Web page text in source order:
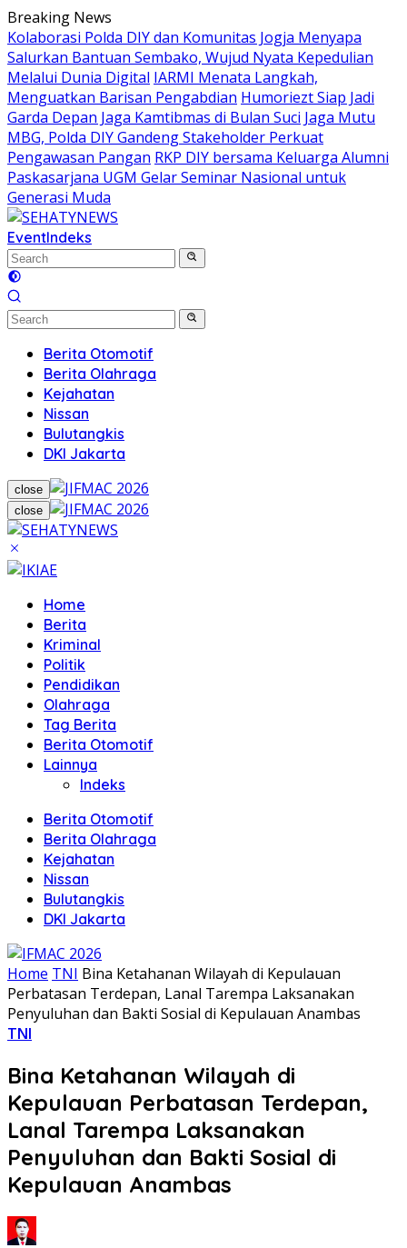
Skip
to
content
Breaking News
Kolaborasi Polda DIY dan Komunitas Jogja Menyapa
Salurkan Bantuan Sembako, Wujud Nyata Kepedulian
Melalui Dunia Digital IARMI Menata Langkah,
Menguatkan Barisan Pengabdian Humoriezt Siap Jadi
Garda Depan Jaga Kamtibmas di Bulan Suci Jaga Mutu
MBG, Polda DIY Gandeng Stakeholder Perkuat
Pengawasan Pangan RKP DIY bersama Keluarga Alumni
Paskasarjana UGM Gelar Seminar Nasional untuk
Generasi Muda
EventIndeks
Berita Otomotif
Berita Olahraga
Kejahatan
Nissan
Bulutangkis
DKI Jakarta
close
close
Home
Berita
Kriminal
Politik
Pendidikan
Olahraga
Tag Berita
Berita Otomotif
Lainnya
Indeks
Berita Otomotif
Berita Olahraga
Kejahatan
Nissan
Bulutangkis
DKI Jakarta
Home TNI Bina Ketahanan Wilayah di Kepulauan
Perbatasan Terdepan, Lanal Tarempa Laksanakan
Penyuluhan dan Bakti Sosial di Kepulauan Anambas
TNI
Bina Ketahanan Wilayah di
Kepulauan Perbatasan Terdepan,
Lanal Tarempa Laksanakan
Penyuluhan dan Bakti Sosial di
Kepulauan Anambas